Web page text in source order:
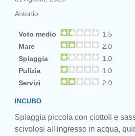
Antonio
Voto medio
1.5
Mare
2.0
Spiaggia
1.0
Pulizia
1.0
Servizi
2.0
INCUBO
Spiaggia piccola con ciottoli e
scivolosi all'ingresso in acqua,